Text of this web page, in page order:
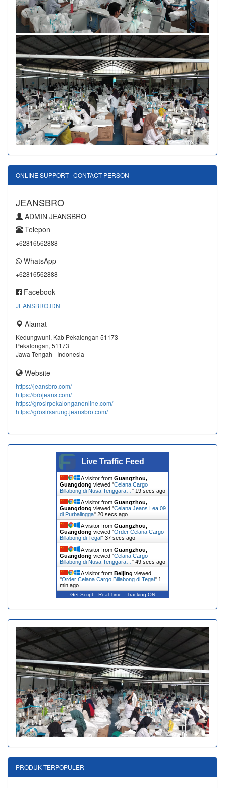
ONLINE SUPPORT | CONTACT PERSON
JEANSBRO
ADMIN JEANSBRO
Telepon
+62816562888
WhatsApp
+62816562888
Facebook
JEANSBRO.IDN
Alamat
Kedungwuni, Kab Pekalongan 51173
Pekalongan, 51173
Jawa Tengah - Indonesia
Website
https://jeansbro.com/
https://brojeans.com/
https://grosirpekalonganonline.com/
https://grosirsarung.jeansbro.com/
Live Traffic Feed
A visitor from Guangzhou,
Guangdong viewed "Celana Cargo
Billabong di Nusa Tenggara… " 20 secs ago
A visitor from Guangzhou,
Guangdong viewed "Celana Jeans Lea 09
di Purbalingga" 21 secs ago
A visitor from Guangzhou,
Guangdong viewed "Order Celana Cargo
Billabong di Tegal" 38 secs ago
A visitor from Guangzhou,
Guangdong viewed "Celana Cargo
Billabong di Nusa Tenggara… " 50 secs ago
A visitor from Beijing viewed
"Order Celana Cargo Billabong di Tegal" 1
min ago
Get Script Real Time Tracking ON
PRODUK TERPOPULER